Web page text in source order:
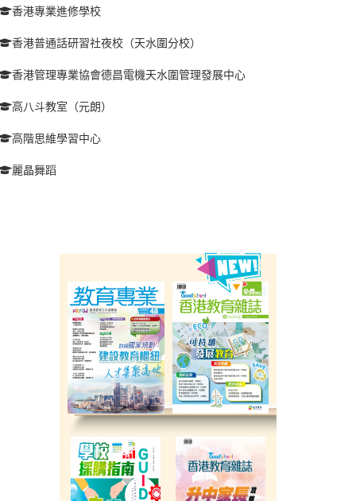
香港專業進修學校
香港普通話研習社夜校（天水圍分校）
香港管理專業協會德昌電機天水圍管理發展中心
高八斗教室（元朗）
高階思維學習中心
麗晶舞蹈